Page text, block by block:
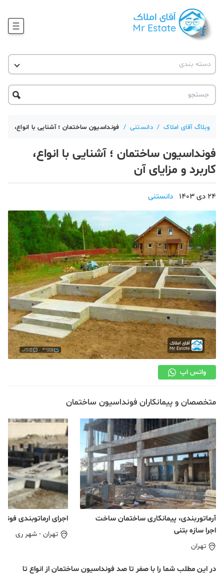
آموزش املاک
حقوقی
آکادمی
دسته بندی
آقای مشاور املاک
آکادمی آقای املاک
آموزش املاک
آموزش پلتفرم آقای املاک
تحلیل مسکن
دکوراسیون
صنعت ساختمان
محله گردی
معماری
ملکی
همایش و نمایشگاه
وبلاگ آقای املاک / دانستنی / فونداسیون ساختمان ؛ آشنایی با انواع،
فونداسیون ساختمان ؛ آشنایی با انواع،
کاربرد و مزایای آن
24 دی 1403 دانستنی
واتس اپ
متخصصان و پیمانکاران فونداسیون ساختمان
آرماتوربندی، پیمانکاری ساختمان ساخت
اجرا سازه بتنی
تهران
اجرای ارماتوبندی
تهران - شهر ری
در این مطلب شما را با صفر تا صد فونداسیون ساختمان از انواع تا